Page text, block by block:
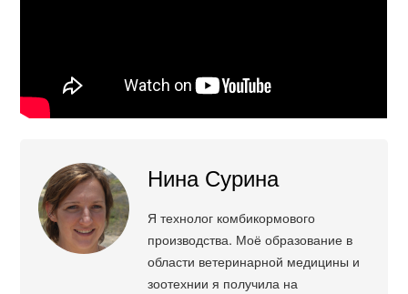
Нина Сурина
Я технолог комбикормового
производства. Моё образование в
области ветеринарной медицины и
зоотехнии я получила на